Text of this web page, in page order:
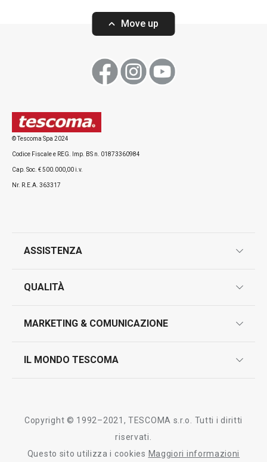
Move up
© Tescoma Spa 2024
Codice Fiscale e REG. Imp. BS n. 01873360984
Cap. Soc. € 500.000,00 i.v.
Nr. R.E.A. 363317
ASSISTENZA
contatti
QUALITÀ
test sui prodotti
MARKETING & COMUNICAZIONE
IL MONDO TESCOMA
Copyright © 1992–2021, TESCOMA s.r.o. Tutti i diritti
riservati.
Questo sito utilizza i cookies Maggiori informazioni